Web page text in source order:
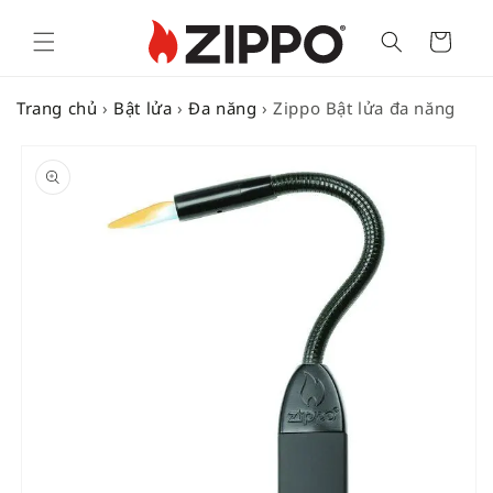
Cart
Trang chủ › Bật lửa ›Đa năng ›Zippo Bật lửa đa năng
PRODUCT
INFORMATION